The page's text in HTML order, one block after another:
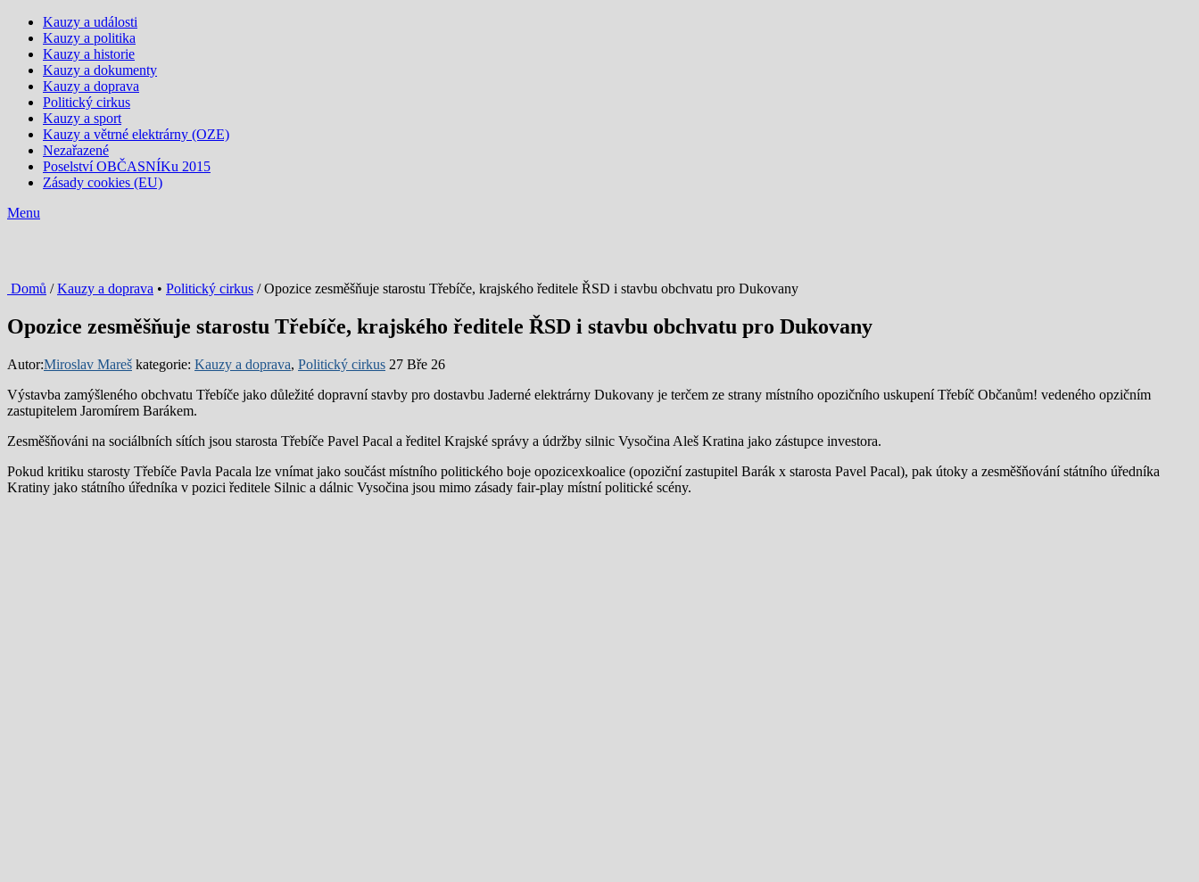
Kauzy a události
Kauzy a politika
Kauzy a historie
Kauzy a dokumenty
Kauzy a doprava
Politický cirkus
Kauzy a sport
Kauzy a větrné elektrárny (OZE)
Nezařazené
Poselství OBČASNÍKu 2015
Zásady cookies (EU)
Menu
Domů /Kauzy a doprava • Politický cirkus / Opozice zesměšňuje starostu Třebíče, krajského ředitele ŘSD i stavbu obchvatu pro Dukovany
Opozice zesměšňuje starostu Třebíče, krajského ředitele ŘSD i stavbu obchvatu pro Dukovany
Autor:Miroslav Mareš kategorie: Kauzy a doprava, Politický cirkus 27 Bře 26
Výstavba zamýšleného obchvatu Třebíče jako důležité dopravní stavby pro dostavbu Jaderné elektrárny Dukovany je terčem ze strany místního opozičního uskupení Třebíč Občanům! vedeného opzičním
zastupitelem Jaromírem Barákem.
Zesměšňováni na sociálbních sítích jsou starosta Třebíče Pavel Pacal a ředitel Krajské správy a údržby silnic Vysočina Aleš Kratina jako zástupce investora.
Pokud kritiku starosty Třebíče Pavla Pacala lze vnímat jako součást místního politického boje opozicexkoalice (opoziční zastupitel Barák x starosta Pavel Pacal), pak útoky a zesměšňování státního úředníka
Kratiny jako státního úředníka v pozici ředitele Silnic a dálnic Vysočina jsou mimo zásady fair-play místní politické scény.